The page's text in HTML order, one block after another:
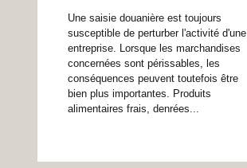
Une saisie douanière est toujours
susceptible de perturber l'activité d'une
entreprise. Lorsque les marchandises
concernées sont périssables, les
conséquences peuvent toutefois être
bien plus importantes. Produits
alimentaires frais, denrées...